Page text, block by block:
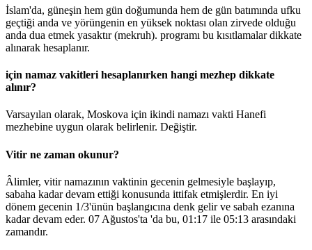
İslam'da, güneşin hem gün doğumunda hem de gün batımında ufku
geçtiği anda ve yörüngenin en yüksek noktası olan zirvede olduğu
anda dua etmek yasaktır (mekruh). programı bu kısıtlamalar dikkate
alınarak hesaplanır.
için namaz vakitleri hesaplanırken hangi mezhep dikkate
alınır?
Varsayılan olarak, Moskova için ikindi namazı vakti Hanefi
mezhebine uygun olarak belirlenir. Değiştir.
Vitir ne zaman okunur?
Âlimler, vitir namazının vaktinin gecenin gelmesiyle başlayıp,
sabaha kadar devam ettiği konusunda ittifak etmişlerdir. En iyi
dönem gecenin 1/3'ünün başlangıcına denk gelir ve sabah ezanına
kadar devam eder. 07 Ağustos'ta 'da bu, 01:17 ile 05:13 arasındaki
zamandır.